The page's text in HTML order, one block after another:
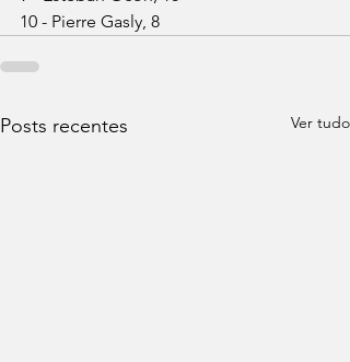
10 - Pierre Gasly, 8
Posts recentes Ver tudo